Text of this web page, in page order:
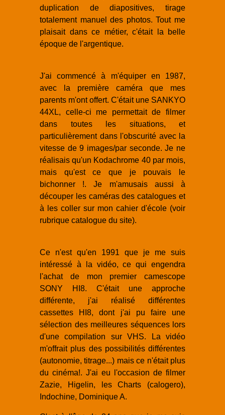
duplication de diapositives, tirage
totalement manuel des photos. Tout me
plaisait dans ce métier, c'était la belle
époque de l'argentique.
J'ai commencé à m'équiper en 1987,
avec la première caméra que mes
parents m'ont offert. C'était une SANKYO
44XL, celle-ci me permettait de filmer
dans toutes les situations, et
particulièrement dans l'obscurité avec la
vitesse de 9 images/par seconde. Je ne
réalisais qu'un Kodachrome 40 par mois,
mais qu'est ce que je pouvais le
bichonner !. Je m'amusais aussi à
découper les caméras des catalogues et
à les coller sur mon cahier d'école (voir
rubrique catalogue du site).
Ce n'est qu'en 1991 que je me suis
intéressé à la vidéo, ce qui engendra
l'achat de mon premier camescope
SONY HI8. C'était une approche
différente, j'ai réalisé différentes
cassettes HI8, dont j'ai pu faire une
sélection des meilleures séquences lors
d'une compilation sur VHS. La vidéo
m'offrait plus des possibilités différentes
(autonomie, titrage...) mais ce n'était plus
du cinéma!. J'ai eu l'occasion de filmer
Zazie, Higelin, les Charts (calogero),
Indochine, Dominique A.